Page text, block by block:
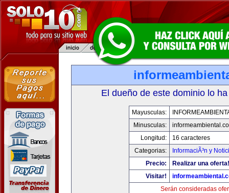
El dueño de este dominio lo
Mayusculas:
Minusculas:
Longitud:
16 caracteres
Categorias:
InformaciÃ³n y
Precio:
Realizar una oferta!
Visitar!
Serán consideradas